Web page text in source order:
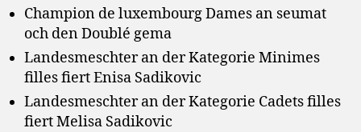
Champion de luxembourg Dames an seumat
och den Doublé gema
Landesmeschter an der Kategorie Minimes
filles fiert Enisa Sadikovic
Landesmeschter an der Kategorie Cadets filles
fiert Melisa Sadikovic